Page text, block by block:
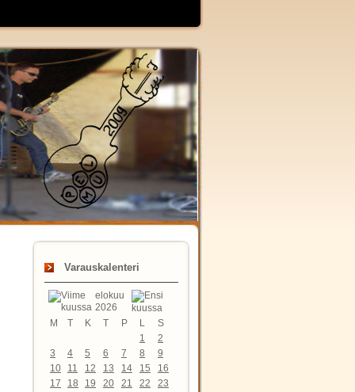
Varauskalenteri
elokuu
2026
M
T K T P L
S
1
2
3
4 5 6 7 8
9
10
11 12 13 14 15
16
17
18 19 20 21 22
23